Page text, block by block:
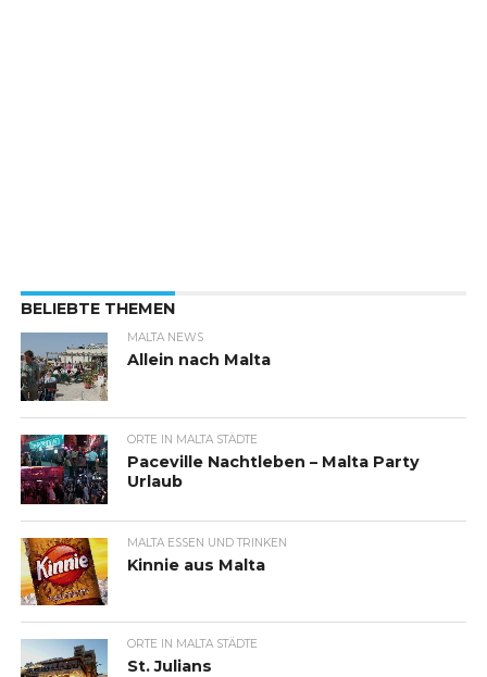
BELIEBTE THEMEN
MALTA NEWS
Allein nach Malta
ORTE IN MALTA STÄDTE
Paceville Nachtleben – Malta Party
Urlaub
MALTA ESSEN UND TRINKEN
Kinnie aus Malta
ORTE IN MALTA STÄDTE
St. Julians